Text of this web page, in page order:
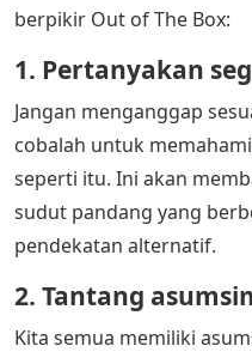
berpikir Out of The Box:
1. Pertanyakan
Jangan menganggap
cobalah untuk
seperti itu. Ini akan
sudut pandang yang
pendekatan alternatif.
2. Tantang
Kita semua memiliki